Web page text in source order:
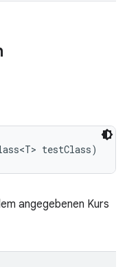
testClass)
angegebenen Kurs